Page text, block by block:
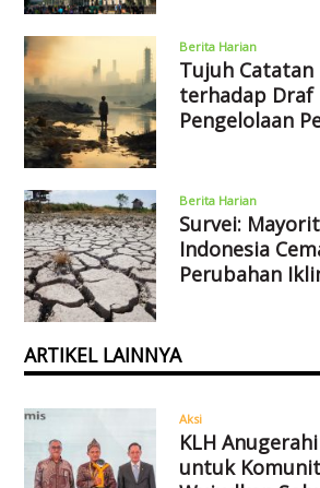
Berita Harian
Tujuh
terhadap Draf
Pengelolaan
Berita Harian
Survei:
Indonesia
Perubahan
ARTIKEL LAINNYA
Aksi
KLH
untuk